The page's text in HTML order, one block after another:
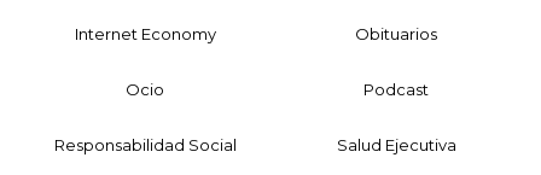
Internet Economy Obituarios
Ocio Podcast
Responsabilidad Social Salud Ejecutiva